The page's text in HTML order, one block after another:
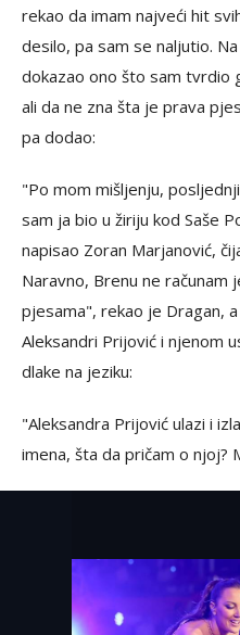
rekao da imam najveći hit
desilo, pa sam se naljutio.
dokazao ono što sam tvrdio
ali da ne zna šta je prava
pa dodao:
"Po mom mišljenju,
sam ja bio u žiriju kod Saše
napisao Zoran Marjanović,
Naravno, Brenu ne računam
pjesama", rekao je Dragan,
Aleksandri Prijović i njenom
dlake na jeziku:
"Aleksandra Prijović ulazi i
imena, šta da pričam o njoj?